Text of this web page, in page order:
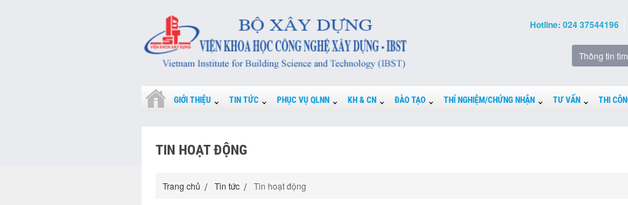
Hotline: 024 37544196
GIỚI THIỆU TIN TỨC PHỤC VỤ QLNN KH & CN ĐÀO TẠO THÍ NGHIỆM/CHỨNG NHẬN TƯ VẤN THI
TIN HOẠT ĐỘNG
Trang chủ Tin tức Tin hoạt động